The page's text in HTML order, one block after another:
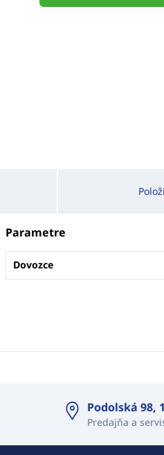
Parametre
Dovozce
Podolská 98,
Predajňa a